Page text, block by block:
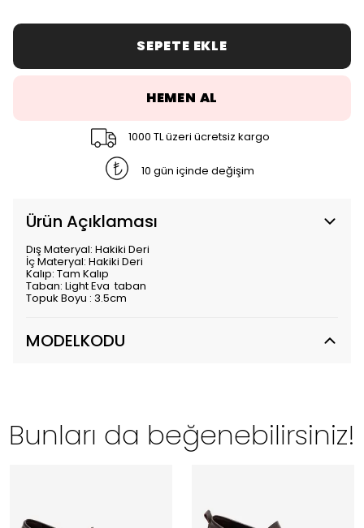
SEPETE EKLE
HEMEN AL
1000 TL üzeri ücretsiz kargo
10 gün içinde değişim
Ürün Açıklaması
Dış Materyal: Hakiki Deri
İç Materyal: Hakiki Deri
Kalıp: Tam Kalıp
Taban: Light Eva taban
Topuk Boyu : 3.5cm
MODELKODU
Bunları da beğenebilirsiniz!